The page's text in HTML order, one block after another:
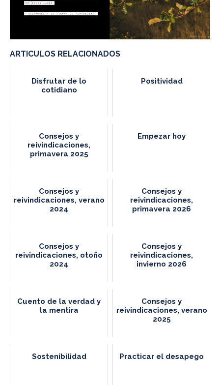
ARTICULOS RELACIONADOS
Disfrutar de lo
cotidiano
Positividad
Consejos y
reivindicaciones,
primavera 2025
Empezar hoy
Consejos y
reivindicaciones, verano
2024
Consejos y
reivindicaciones,
primavera 2026
Consejos y
reivindicaciones, otoño
2024
Consejos y
reivindicaciones,
invierno 2026
Cuento de la verdad y
la mentira
Consejos y
reivindicaciones, verano
2025
Sostenibilidad Practicar el desapego